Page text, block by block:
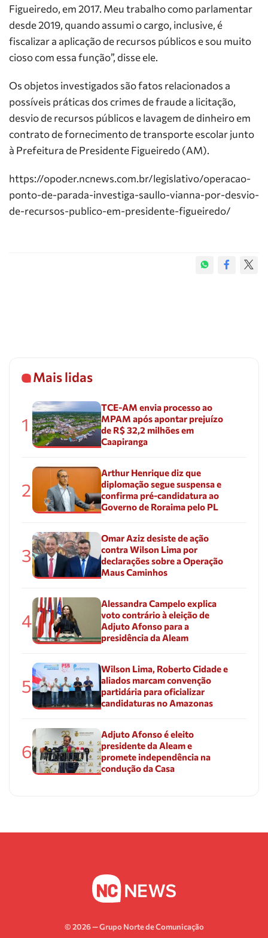
Figueiredo, em 2017. Meu trabalho como parlamentar
desde 2019, quando assumi o cargo, inclusive, é
fiscalizar a aplicação de recursos públicos e sou muito
cioso com essa função”, disse ele.
Os objetos investigados são fatos relacionados a
possíveis práticas dos crimes de fraude a licitação,
desvio de recursos públicos e lavagem de dinheiro em
contrato de fornecimento de transporte escolar junto
à Prefeitura de Presidente Figueiredo (AM).
https://opoder.ncnews.com.br/legislativo/operacao-
ponto-de-parada-investiga-saullo-vianna-por-desvio-
de-recursos-publico-em-presidente-figueiredo/
Mais lidas
1
TCE-AM envia processo ao
MPAM após apontar prejuízo
de R$ 32,2 milhões em
Caapiranga
2
Arthur Henrique diz que
diplomação segue suspensa e
confirma pré-candidatura ao
Governo de Roraima pelo PL
3
Omar Aziz desiste de ação
contra Wilson Lima por
declarações sobre a Operação
Maus Caminhos
4
Alessandra Campelo explica
voto contrário à eleição de
Adjuto Afonso para a
presidência da Aleam
5
Wilson Lima, Roberto Cidade e
aliados marcam convenção
partidária para oficializar
candidaturas no Amazonas
6
Adjuto Afonso é eleito
presidente da Aleam e
promete independência na
condução da Casa
© 2026 — Grupo Norte de Comunicação